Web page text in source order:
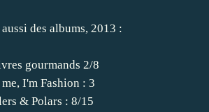
des albums, 2013 :
gourmands 2/8
I'm Fashion : 3
& Polars : 8/15